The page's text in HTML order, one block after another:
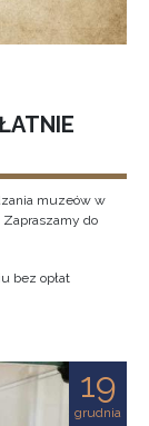
muzeów w
do
bez opłat
19
grudnia